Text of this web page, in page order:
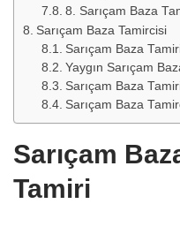
8. Sarıçam Baza
Sarıçam Baza Tamircisi
Sarıçam Baza
Yaygın Sarıçam
Sarıçam Baza
Sarıçam Baza
Sarıçam
Tamiri